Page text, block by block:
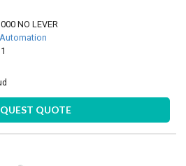
NO LEVER
Automation
QUOTE